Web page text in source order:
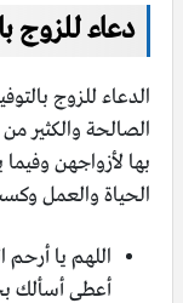
دعاء للزوج
الدعاء للزوج
الصالحة والكثير
بها لأزواجهن
الحياة والعمل
اللهم يا
أعطى أسألك